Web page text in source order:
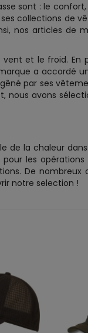
sont : le
collections de
nos articles de
et le froid. En
a accordé
par ses
avons
la chaleur
les
De nombreux
notre selection !